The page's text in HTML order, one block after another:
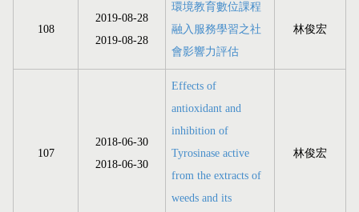
108
2019-08-28
2019-08-28
環境教育數位課程
融入服務學習之社
會影響力評估
林俊宏
107
2018-06-30
2018-06-30
Effects of
antioxidant and
inhibition of
Tyrosinase active
from the extracts of
weeds and its
林俊宏